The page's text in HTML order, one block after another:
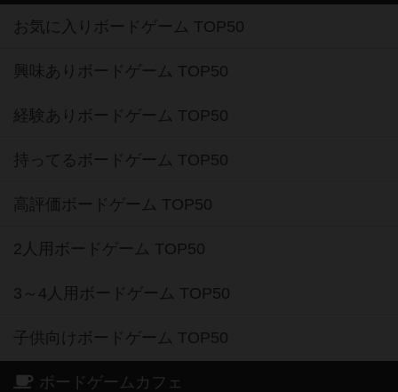
お気に入りボードゲーム TOP50
興味ありボードゲーム TOP50
経験ありボードゲーム TOP50
持ってるボードゲーム TOP50
高評価ボードゲーム TOP50
2人用ボードゲーム TOP50
3～4人用ボードゲーム TOP50
子供向けボードゲーム TOP50
ボードゲームカフェ